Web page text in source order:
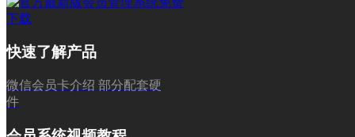
快速了解产品
微信会员卡介绍 部分配套硬
件